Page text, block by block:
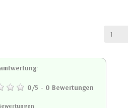
:
0/5 - 0 Bewertungen